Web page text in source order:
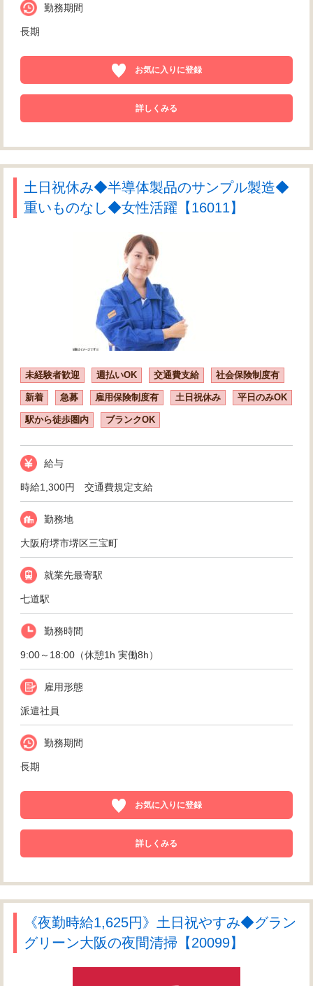
勤務期間
長期
お気に入りに登録
詳しくみる
土日祝休み◆半導体製品のサンプル製造◆
重いものなし◆女性活躍【16011】
未経験者歓迎 週払いOK 交通費支給 社会保険制度有
新着 急募 雇用保険制度有 土日祝休み 平日のみOK
駅から徒歩圏内 ブランクOK
給与
時給1,300円 交通費規定支給
勤務地
大阪府堺市堺区三宝町
就業先最寄駅
七道駅
勤務時間
9:00～18:00（休憩1h 実働8h）
雇用形態
派遣社員
勤務期間
長期
お気に入りに登録
詳しくみる
《夜勤時給1,625円》土日祝やすみ◆グラン
グリーン大阪の夜間清掃【20099】